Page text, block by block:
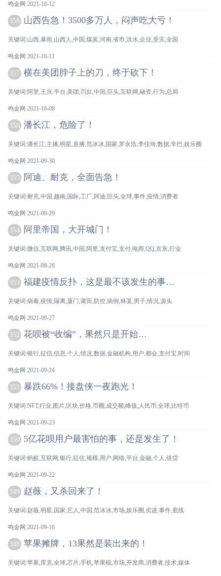
鸣金网 2021-10-12
358 山西告急！3500多万人，闷声吃大亏！
关键词:山西,暴雨,山西人,中国,煤炭,河南,省市,洪水,企业,受灾,全国
鸣金网 2021-10-11
357 横在美团脖子上的刀，终于砍下！
关键词:阿里,王兴,平台,美团,罚款,中国,巨头,互联网,融资,行为,总局
鸣金网 2021-10-08
356 潘长江，危险了！
关键词:潘长江,主播,明星,直播,范冰冰,国家,罗永浩,李佳琦,数据,辛巴,娱乐圈
鸣金网 2021-09-30
355 阿迪、耐克，全面告急！
关键词:耐克,中国,越南,国际,工厂,阿迪,巨头,全球,事件,疫情,消费者
鸣金网 2021-09-29
354 阿里帝国，大开城门！
关键词:微信,互联网,腾讯,中国,阿里,支付宝,支付,电商,QQ,京东,行业
鸣金网 2021-09-28
353 福建疫情反扑，这是最不该发生的事…
关键词:病毒,疫情,隔离,厦门,莆田,防控,病例,林某,男子,情况,源头
鸣金网 2021-09-27
352 花呗被“收编”，果然只是开始…
关键词:银行,征信,信息,个人,情况,数据,金融机构,用户,都会,支付宝,时间
鸣金网 2021-09-24
351 暴跌66%！接盘侠一夜跑光！
关键词:NFT,行业,图片,区块,价格,币圈,成交额,峰值,人民币,全球,比特币
鸣金网 2021-09-23
350 5亿花呗用户最害怕的事，还是发生了！
关键词:蚂蚁,互联网,银行,征信,规模,用户,网络,平台,金融,个人,借贷
鸣金网 2021-09-22
349 赵薇，又杀回来了！
关键词:赵薇,明星,国家,艺人,中国,范冰冰,市场,娱乐圈,劣迹,事件,底线
鸣金网 2021-09-16
348 苹果摊牌，13果然是装出来的！
关键词:苹果,库克,全球,芯片,手机,苹果税,市场,开发商,消费者,技术,媒体